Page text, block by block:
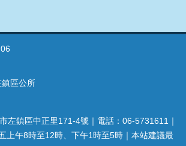
區公所
左鎮區中正里171-4號｜電話：06-5731611｜
上午8時至12時、下午1時至5時｜本站建議最